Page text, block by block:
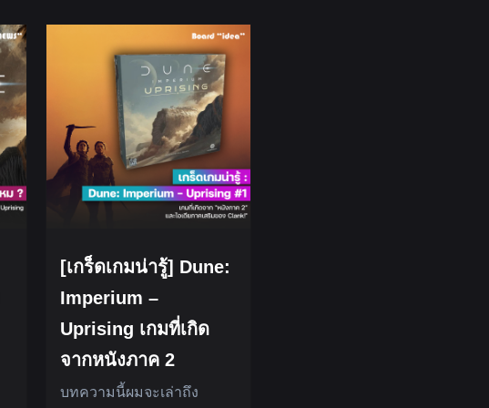
[เกร็ดเกมน่ารู้] Dune:
Imperium –
Uprising เกมที่เกิด
จากหนังภาค 2
บทความนี้ผมจะเล่าถึง